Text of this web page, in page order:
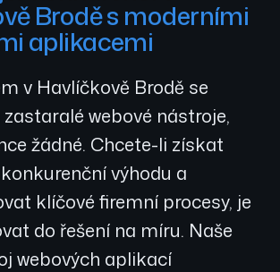
Brodě s moderními
aplikacemi
v Havlíčkově Brodě se
webové nástroje,
žádné. Chcete-li získat
výhodu a
klíčové firemní procesy, je
do řešení na míru. Naše
webových aplikací